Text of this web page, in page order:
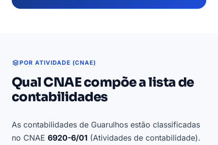
POR ATIVIDADE (CNAE)
Qual CNAE compõe a lista de
contabilidades
As contabilidades de Guarulhos estão classificadas
no CNAE 6920-6/01 (Atividades de contabilidade).